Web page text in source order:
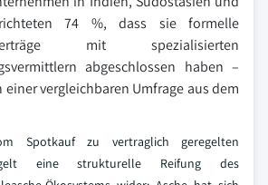
74 %, dass sie formelle
mit spezialisierten
abgeschlossen haben –
einer vergleichbaren Umfrage aus dem
Spotkauf zu vertraglich geregelten
eine strukturelle Reifung des